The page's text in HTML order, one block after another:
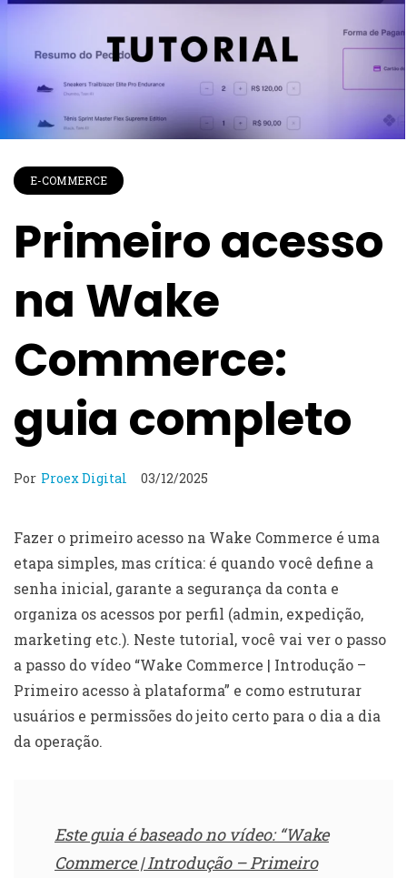
E-COMMERCE
Primeiro acesso
na Wake
Commerce:
guia completo
Por Proex Digital 03/12/2025
Fazer o primeiro acesso na Wake Commerce é uma
etapa simples, mas crítica: é quando você define a
senha inicial, garante a segurança da conta e
organiza os acessos por perfil (admin, expedição,
marketing etc.). Neste tutorial, você vai ver o passo
a passo do vídeo “Wake Commerce | Introdução –
Primeiro acesso à plataforma” e como estruturar
usuários e permissões do jeito certo para o dia a dia
da operação.
Este guia é baseado no vídeo: “Wake
Commerce | Introdução – Primeiro